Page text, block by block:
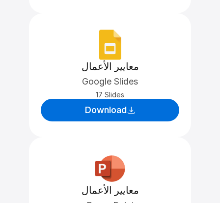
معايير الأعمال
Google Slides
17 Slides
Download
معايير الأعمال